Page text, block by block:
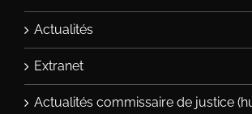
Actualités
Extranet
Actualités commissaire de justice